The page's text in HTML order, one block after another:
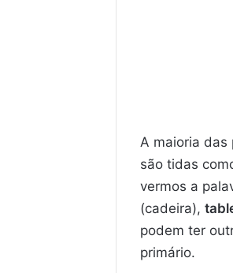
A maioria das
são tidas
vermos a
(cadeira),
podem ter
primário.